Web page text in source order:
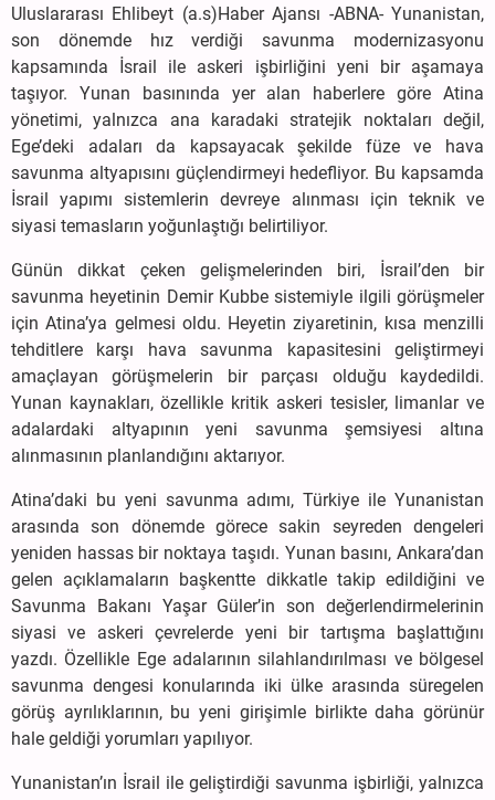
Uluslararası Ehlibeyt (a.s)Haber Ajansı -ABNA- Yunanistan,
son dönemde hız verdiği savunma modernizasyonu
kapsamında İsrail ile askeri işbirliğini yeni bir aşamaya
taşıyor. Yunan basınında yer alan haberlere göre Atina
yönetimi, yalnızca ana karadaki stratejik noktaları değil,
Ege’deki adaları da kapsayacak şekilde füze ve hava
savunma altyapısını güçlendirmeyi hedefliyor. Bu kapsamda
İsrail yapımı sistemlerin devreye alınması için teknik ve
siyasi temasların yoğunlaştığı belirtiliyor.
Günün dikkat çeken gelişmelerinden biri, İsrail’den bir
savunma heyetinin Demir Kubbe sistemiyle ilgili görüşmeler
için Atina’ya gelmesi oldu. Heyetin ziyaretinin, kısa menzilli
tehditlere karşı hava savunma kapasitesini geliştirmeyi
amaçlayan görüşmelerin bir parçası olduğu kaydedildi.
Yunan kaynakları, özellikle kritik askeri tesisler, limanlar ve
adalardaki altyapının yeni savunma şemsiyesi altına
alınmasının planlandığını aktarıyor.
Atina’daki bu yeni savunma adımı, Türkiye ile Yunanistan
arasında son dönemde görece sakin seyreden dengeleri
yeniden hassas bir noktaya taşıdı. Yunan basını, Ankara’dan
gelen açıklamaların başkentte dikkatle takip edildiğini ve
Savunma Bakanı Yaşar Güler’in son değerlendirmelerinin
siyasi ve askeri çevrelerde yeni bir tartışma başlattığını
yazdı. Özellikle Ege adalarının silahlandırılması ve bölgesel
savunma dengesi konularında iki ülke arasında süregelen
görüş ayrılıklarının, bu yeni girişimle birlikte daha görünür
hale geldiği yorumları yapılıyor.
Yunanistan’ın İsrail ile geliştirdiği savunma işbirliği, yalnızca